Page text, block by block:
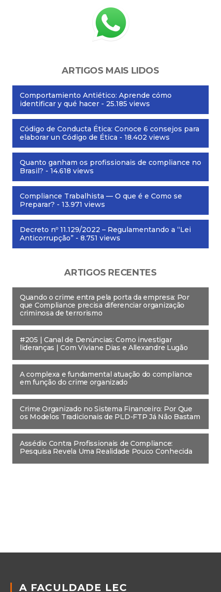
ARTIGOS MAIS LIDOS
Comportamiento Antiético: Aprende cómo
identificar y qué hacer - 25.185 views
Código de Conducta Ética: Conoce 6 consejos para
elaborar un Código de Ética - 18.402 views
Quanto ganham os profissionais de compliance no
Brasil? - 14.618 views
Compliance Trabalhista — O que é e Como se
Preparar? - 13.971 views
Decreto nº 11.129/2022 – Regulamentando a “Lei
Anticorrupção” - 8.751 views
ARTIGOS RECENTES
Quando o crime entra pela porta da empresa: Por
que Compliance precisa diferenciar organização
criminosa de terrorismo
#205 | Canal de Denúncias: Como investigar
lideranças | Com Viviane Dias e Allexandre Lugão
A complexa e fundamental atuação do compliance
em função do crime organizado
Crime Organizado no Sistema Financeiro: Por Que
os Modelos Tradicionais de PLD-FTP Já Não Bastam
Assédio Contra Profissionais de Compliance:
Pesquisa Revela Uma Realidade Pouco Conhecida
A FACULDADE LEC